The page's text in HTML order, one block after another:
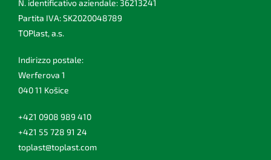
N. identificativo aziendale: 36213241
Partita IVA: SK2020048789
TOPlast, a.s.
Indirizzo postale:
Werferova 1
040 11 Košice
+421 0908 989 410
+421 55 728 91 24
toplast@toplast.com